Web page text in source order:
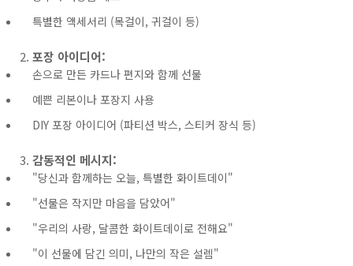
특별한 액세서리 (목걸이, 귀걸이 등)
포장 아이디어:
손으로 만든 카드나 편지와 함께 선물
예쁜 리본이나 포장지 사용
DIY 포장 아이디어 (파티션 박스, 스티커 장식 등)
감동적인 메시지:
"당신과 함께하는 오늘, 특별한 화이트데이"
"선물은 작지만 마음을 담았어"
"우리의 사랑, 달콤한 화이트데이로 전해요"
"이 선물에 담긴 의미, 나만의 작은 설렘"